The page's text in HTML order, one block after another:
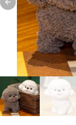
Previous slide